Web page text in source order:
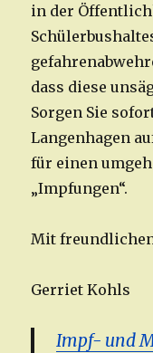
in der
dass diese
Sorgen Sie
Langenhagen
für einen
„Impfungen“.
Mit
Gerriet Kohls
Impf- und